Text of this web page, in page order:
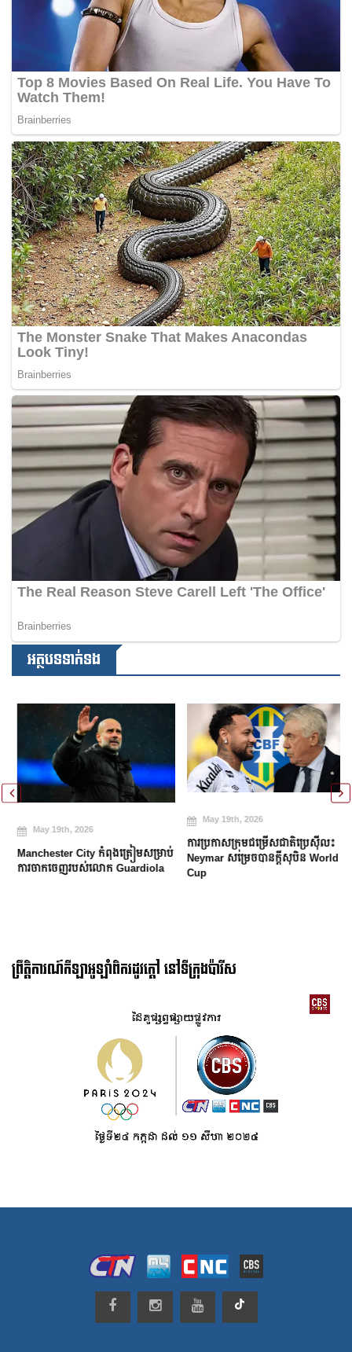
អត្ថបទទាក់ទង
May 19th, 2026
Manchester City កំពុងត្រៀមសម្រាប់
ការចាកចេញរបស់លោក Guardiola
May 19th, 2026
ការប្រកាសក្រុមជម្រើសជាតិប្រេស៊ីល៖
Neymar សម្រេចបានក្តីសុបិន World
Cup
ព្រឹត្តិការណ៍កីឡាអូឡាំពិករដូវក្ដៅ នៅទីក្រុងប៉ារីស